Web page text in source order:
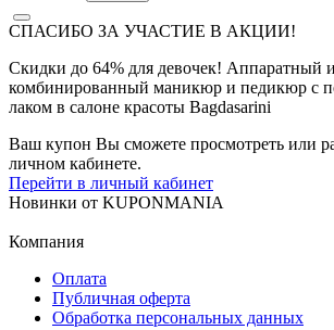
СПАСИБО ЗА УЧАСТИЕ В АКЦИИ!
Скидки до 64% для девочек! Аппаратный
комбинированный маникюр и педикюр с
лаком в салоне красоты Bagdasarini
Ваш купон Вы сможете просмотреть или
личном кабинете.
Перейти в личный кабинет
Новинки от KUPONMANIA
Компания
Оплата
Публичная оферта
Обработка персональных данных